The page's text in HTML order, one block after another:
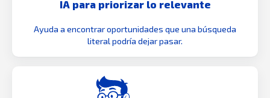
IA para priorizar lo relevante
Ayuda a encontrar oportunidades que una búsqueda
literal podría dejar pasar.